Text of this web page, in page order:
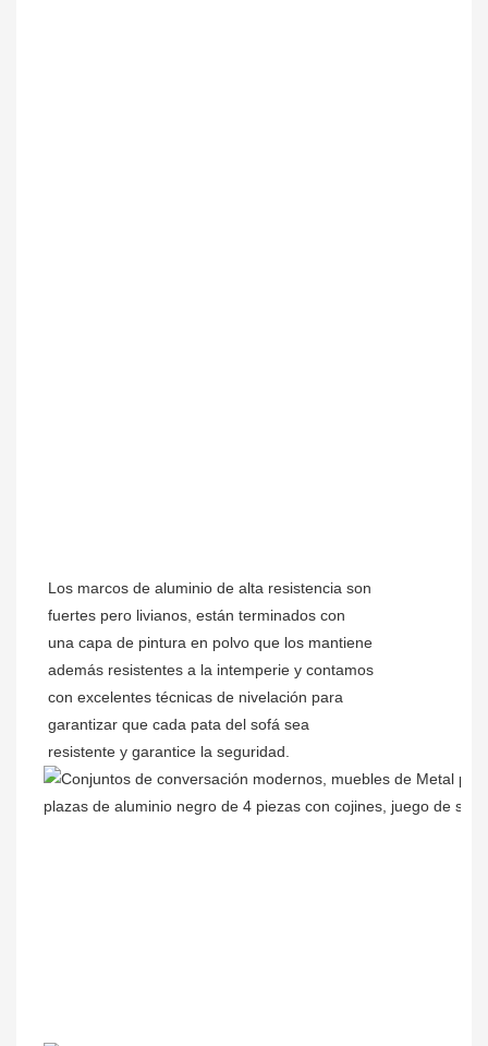
Los marcos de aluminio de alta resistencia son
fuertes pero livianos, están terminados con
una capa de pintura en polvo que los mantiene
además resistentes a la intemperie y contamos
con excelentes técnicas de nivelación para
garantizar que cada pata del sofá sea
resistente y garantice la seguridad.